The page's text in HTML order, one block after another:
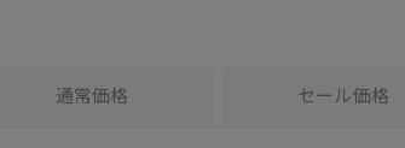
通常価格 セール価格